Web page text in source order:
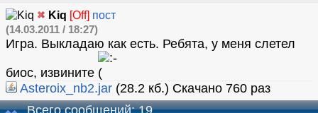
Kiq [Off] пост
(14.03.2011 / 18:27)
Игра. Выкладаю как есть. Ребята, у меня слетел
биос, извините
Asteroix_nb2.jar (28.2 кб.) Скачано 760 раз
Всего сообщений: 19